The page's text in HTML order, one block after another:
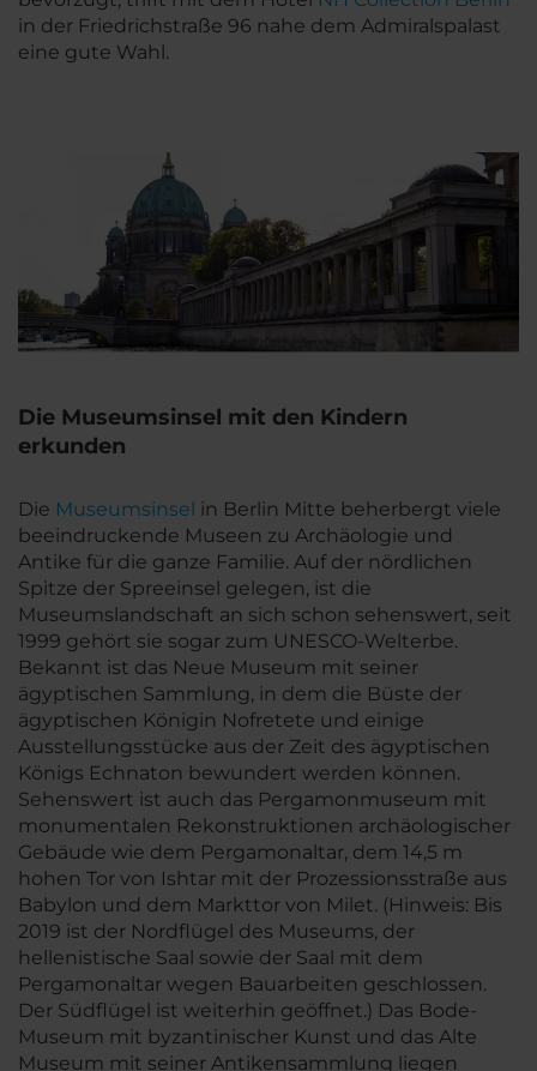
in der Friedrichstraße 96 nahe dem Admiralspalast
eine gute Wahl.
Die Museumsinsel mit den Kindern
erkunden
Die Museumsinsel in Berlin Mitte beherbergt viele
beeindruckende Museen zu Archäologie und
Antike für die ganze Familie. Auf der nördlichen
Spitze der Spreeinsel gelegen, ist die
Museumslandschaft an sich schon sehenswert, seit
1999 gehört sie sogar zum UNESCO-Welterbe.
Bekannt ist das Neue Museum mit seiner
ägyptischen Sammlung, in dem die Büste der
ägyptischen Königin Nofretete und einige
Ausstellungsstücke aus der Zeit des ägyptischen
Königs Echnaton bewundert werden können.
Sehenswert ist auch das Pergamonmuseum mit
monumentalen Rekonstruktionen archäologischer
Gebäude wie dem Pergamonaltar, dem 14,5 m
hohen Tor von Ishtar mit der Prozessionsstraße aus
Babylon und dem Markttor von Milet. (Hinweis: Bis
2019 ist der Nordflügel des Museums, der
hellenistische Saal sowie der Saal mit dem
Pergamonaltar wegen Bauarbeiten geschlossen.
Der Südflügel ist weiterhin geöffnet.) Das Bode-
Museum mit byzantinischer Kunst und das Alte
Museum mit seiner Antikensammlung liegen